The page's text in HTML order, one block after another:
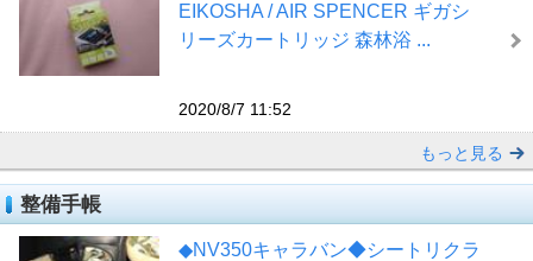
EIKOSHA / AIR SPENCER ギガシ
リーズカートリッジ 森林浴 ...
2020/8/7 11:52
もっと見る
整備手帳
◆NV350キャラバン◆シートリクラ